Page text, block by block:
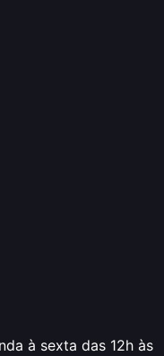
à sexta das 12h às